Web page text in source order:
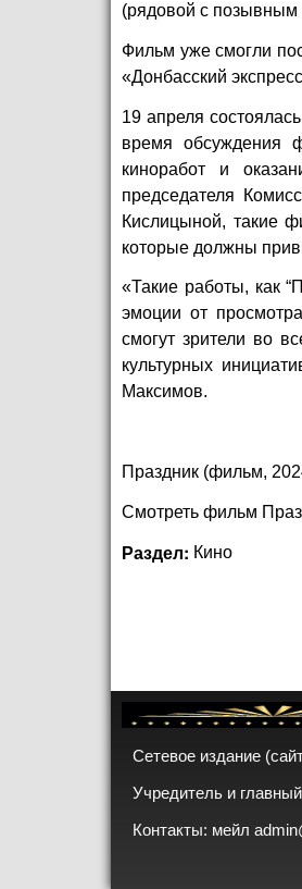
(рядовой с позывным
Фильм уже смогли
«Донбасский
19 апреля
время обсуждения
киноработ и
председателя
Кислицыной, такие
которые должны
«Такие работы, как
эмоции от
смогут зрители во
культурных
Максимов.
Праздник (фильм,
Смотреть фильм
Раздел: Кино
Сетевое издание
Учредитель и
Контакты: мейл